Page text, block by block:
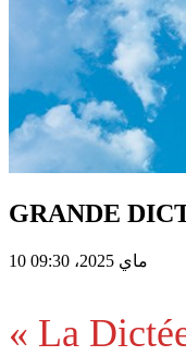
GRANDE
10 ماي 2025، 09:30
« La